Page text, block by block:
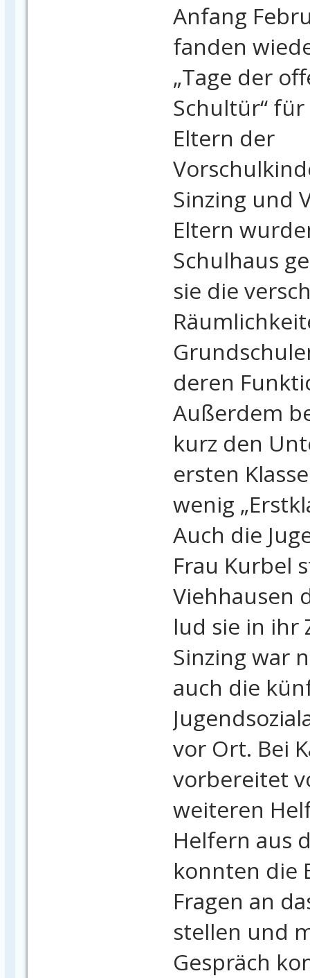
Anfang
fanden
„Tage der
Schultür“
Eltern der
Sinzing und
Eltern
Schulhaus
sie die
deren
Außerdem
kurz den
ersten
wenig
Auch die
Frau Kurbel
Viehhausen
lud sie in ihr
Sinzing war
auch die
vor Ort. Bei
vorbereitet
weiteren
Helfern aus
konnten die
Fragen an
stellen und
Gespräch